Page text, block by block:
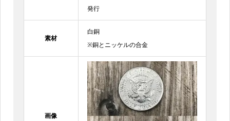
発行
素材
白銅
※銅とニッケルの合金
画像